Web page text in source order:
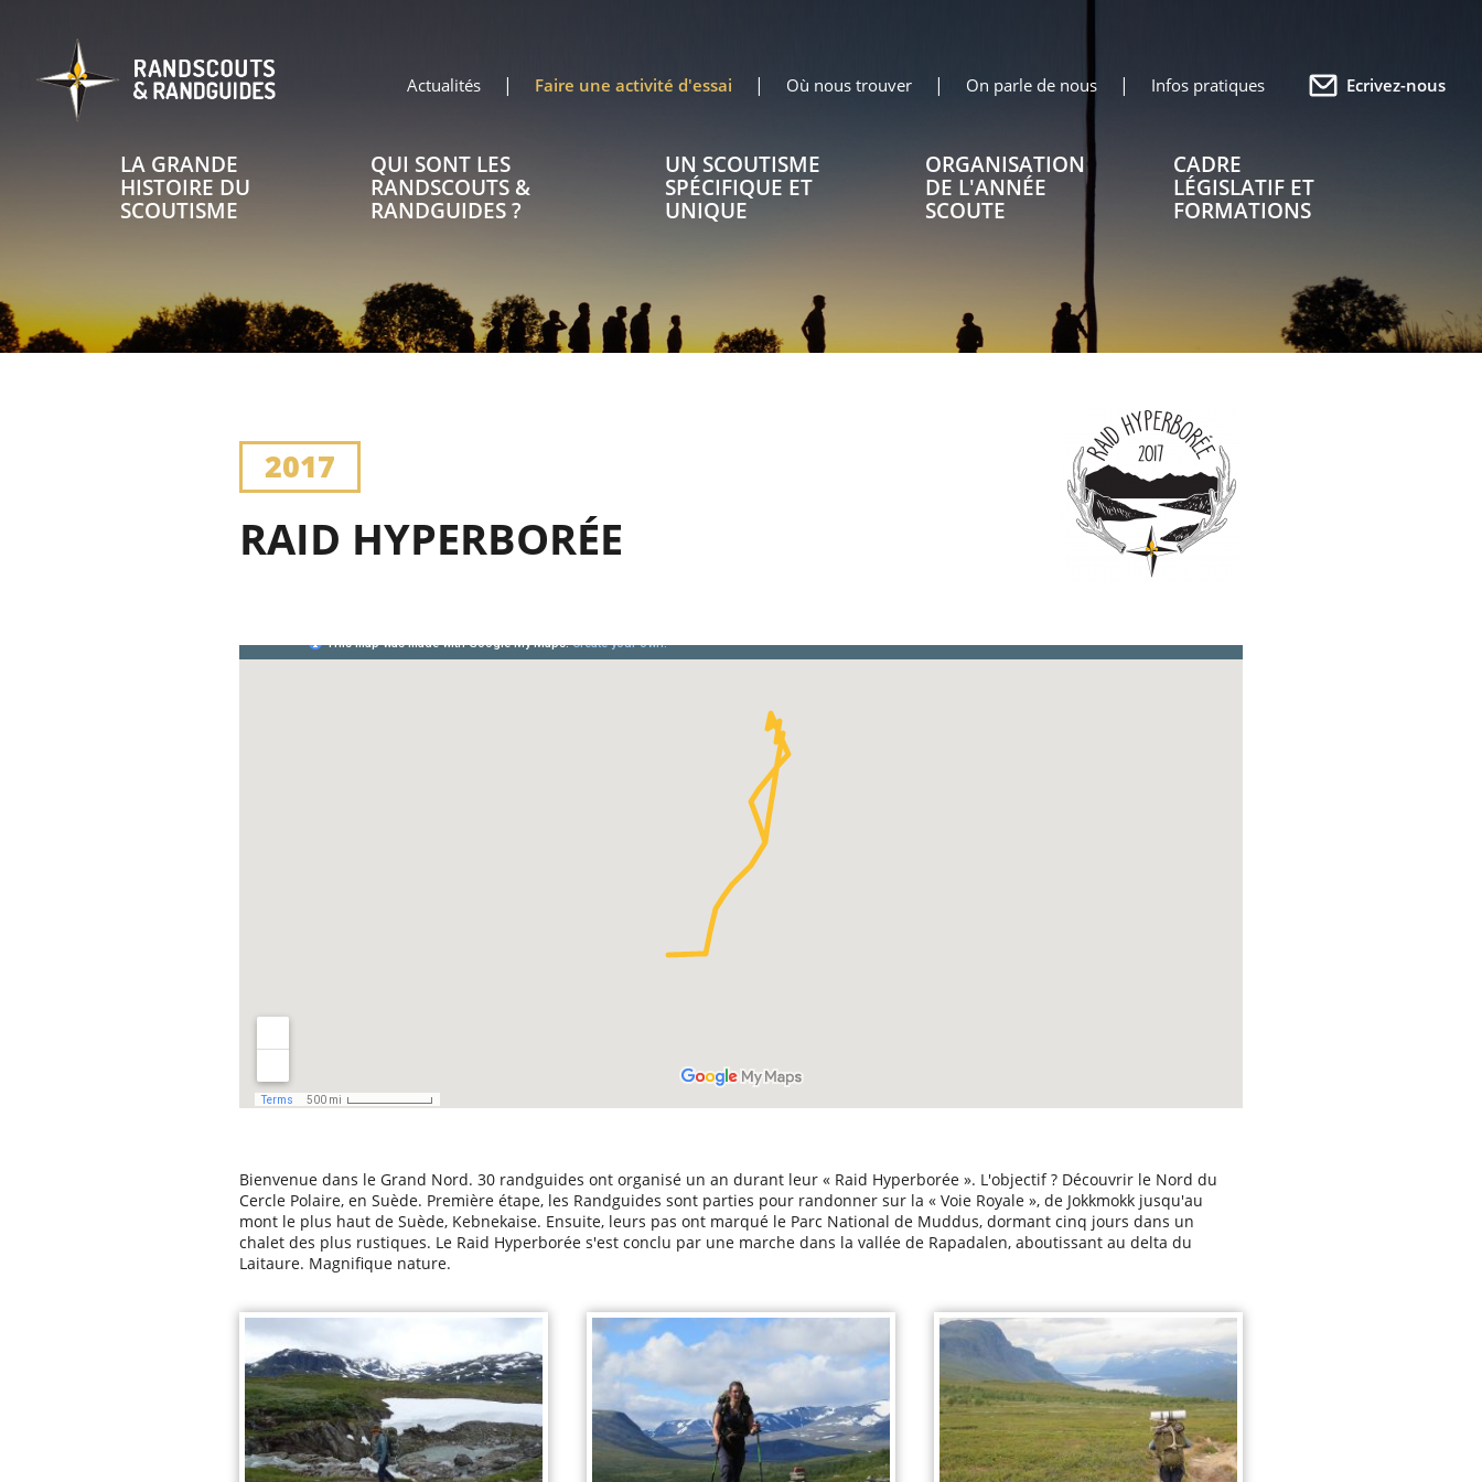
principal
Header
top
Actualités Faire une activité d'essai Où nous trouver On parle de nous Infos pratiques Ecrivez-nous
LA GRANDE
HISTOIRE DU
SCOUTISME
QUI SONT LES
RANDSCOUTS &
RANDGUIDES ?
UN SCOUTISME
SPÉCIFIQUE ET
UNIQUE
ORGANISATION
DE L'ANNÉE
SCOUTE
CADRE
LÉGISLATIF ET
FORMATIONS
2017
RAID HYPERBORÉE
Bienvenue dans le Grand Nord. 30 randguides ont organisé un an durant leur « Raid Hyperborée ». L'objectif ? Découvrir le Nord du
Cercle Polaire, en Suède. Première étape, les Randguides sont parties pour randonner sur la « Voie Royale », de Jokkmokk jusqu'au
mont le plus haut de Suède, Kebnekaise. Ensuite, leurs pas ont marqué le Parc National de Muddus, dormant cinq jours dans un
chalet des plus rustiques. Le Raid Hyperborée s'est conclu par une marche dans la vallée de Rapadalen, aboutissant au delta du
Laitaure. Magnifique nature.